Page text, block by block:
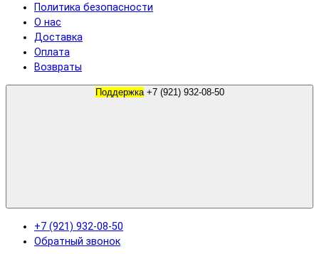
Политика безопасности
О нас
Доставка
Оплата
Возвраты
Поддержка +7 (921) 932-08-50
+7 (921) 932-08-50
Обратный звонок